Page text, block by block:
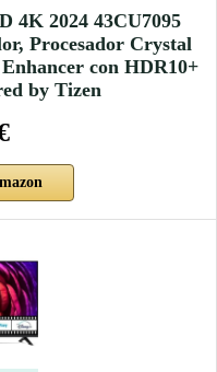
4K 2024 43CU7095
Procesador Crystal
con HDR10+
by Tizen